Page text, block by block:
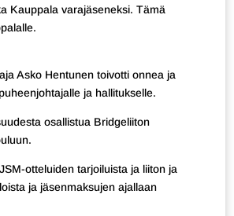
Kauppala varajäseneksi. Tämä
Asko Hentunen toivotti onnea ja
ja hallitukselle.
osallistua Bridgeliiton
otteluiden tarjoiluista ja liiton ja
ja jäsenmaksujen ajallaan